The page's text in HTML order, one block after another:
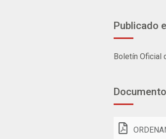
Publicado
Boletín Oficial